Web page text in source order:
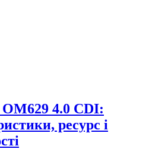
4.0 CDI:
ресурс і